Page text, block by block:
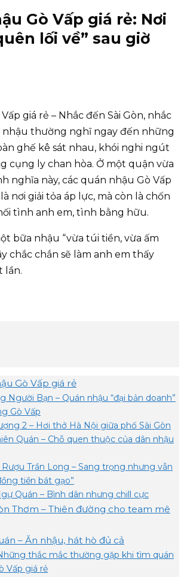
Gò Vấp giá rẻ: Nơi
lối về” sau giờ
giá rẻ – Nhắc đến Sài Gòn, nhắc
nhậu thường nghĩ ngay đến những
ghế kê sát nhau, khói nghi ngút
cụng ly chan hòa. Ở một quận vừa
nghĩa này, các quán nhậu Gò Vấp
nơi giải tỏa áp lực, mà còn là chốn
tình anh em, tình bằng hữu.
bữa nhậu “vừa túi tiền, vừa ấm
chắc chắn sẽ làm anh em thấy
lần.
Gò Vấp giá rẻ
Người Bạn – Quán nhậu “đại bản doanh”
Gò Vấp
2 – Hơi thở Hà Nội giữa phố Sài Gòn
Quán – Chỗ quen thuộc của dân nhậu
Trần Long – Sang trọng nhưng vẫn
tiền bát gạo”
Quán – Bình dân nhưng chill cực
Thơm – Thiên đường cho team mê
– Ăn nhậu, hát hò đủ cả
thắc mắc thường gặp khi tìm quán
Vấp giá rẻ